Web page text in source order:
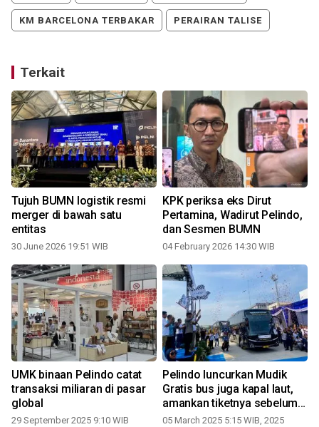
KM BARCELONA TERBAKAR PERAIRAN TALISE
Terkait
Tujuh BUMN logistik resmi
merger di bawah satu
entitas
30 June 2026 19:51 WIB
KPK periksa eks Dirut
Pertamina, Wadirut Pelindo,
dan Sesmen BUMN
04 February 2026 14:30 WIB
UMK binaan Pelindo catat
transaksi miliaran di pasar
global
29 September 2025 9:10 WIB
Pelindo luncurkan Mudik
Gratis bus juga kapal laut,
amankan tiketnya sebelum
kehabisan
05 March 2025 5:15 WIB, 2025